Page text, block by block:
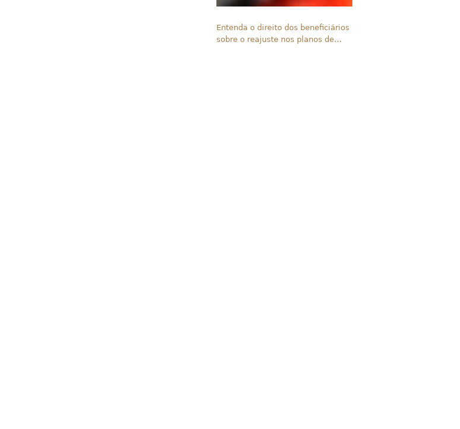
Entenda o direito dos beneficiários
sobre o reajuste nos planos de